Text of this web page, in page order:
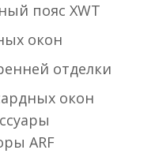
пояс XWT
окон
отделки
окон
ARF